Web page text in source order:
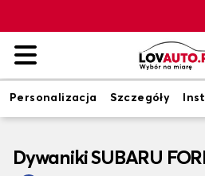
Personalizacja Szczegóły
Dywaniki SUBARU